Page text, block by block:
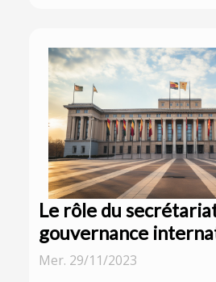
Le rôle du
gouvernance
Mer. 29/11/2023